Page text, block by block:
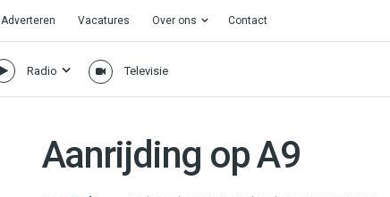
Adverteren Vacatures Over ons Contact
Radio Televisie
Aanrijding op A9